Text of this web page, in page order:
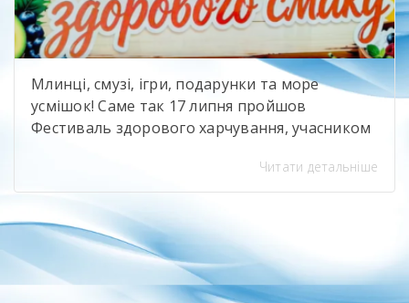
Млинці, смузі, ігри, подарунки та море
усмішок! Саме так 17 липня пройшов
Фестиваль здорового харчування, учасником
вище професійне училище будівництва та
сервісу”. На нашій локації було гамірно,
смачно й весело! Черга біля майстер-класів
майже не зникала, а дехто навіть повертався
до нас ще раз. І це, мабуть, найкраща […]
Читати детальніше